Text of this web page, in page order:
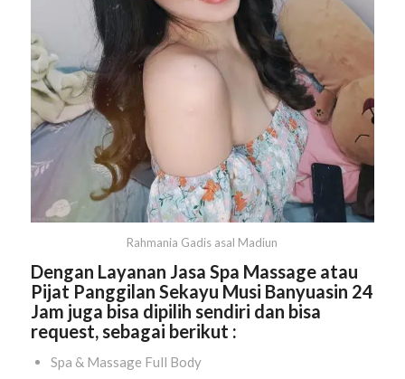
Rahmania Gadis asal Madiun
Dengan Layanan Jasa Spa Massage atau
Pijat Panggilan Sekayu Musi Banyuasin 24
Jam juga bisa dipilih sendiri dan bisa
request, sebagai berikut :
Spa & Massage Full Body